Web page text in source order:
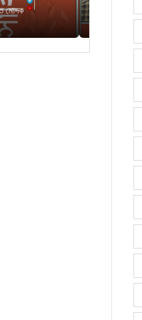
- ১৮)